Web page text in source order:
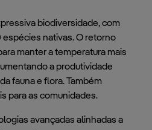
biodiversidade, com
espécies nativas. O retorno
manter a temperatura mais
a produtividade
fauna e flora. Também
para as comunidades.
avançadas alinhadas a